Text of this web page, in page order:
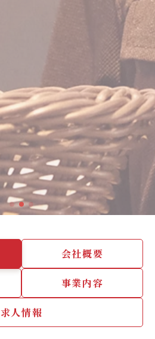
会社概要
事業内容
求人情報